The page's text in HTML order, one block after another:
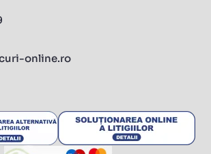
online.ro